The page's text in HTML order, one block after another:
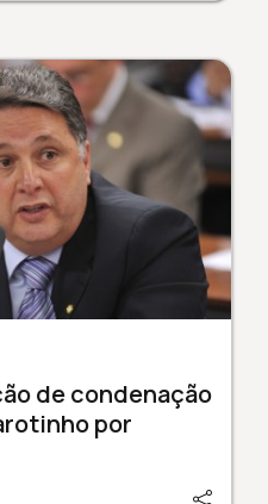
de condenação
por